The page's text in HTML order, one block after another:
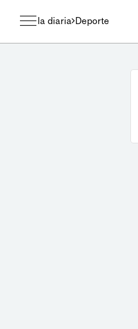
la diaria Deporte